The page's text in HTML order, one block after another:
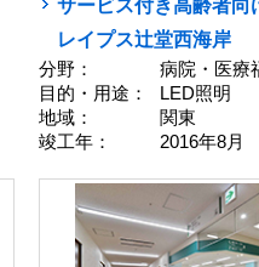
サービス付き高齢者
レイプス辻堂西海岸
分野：
病院・医療
目的・用途：
LED照明
地域：
関東
竣工年：
2016年8月